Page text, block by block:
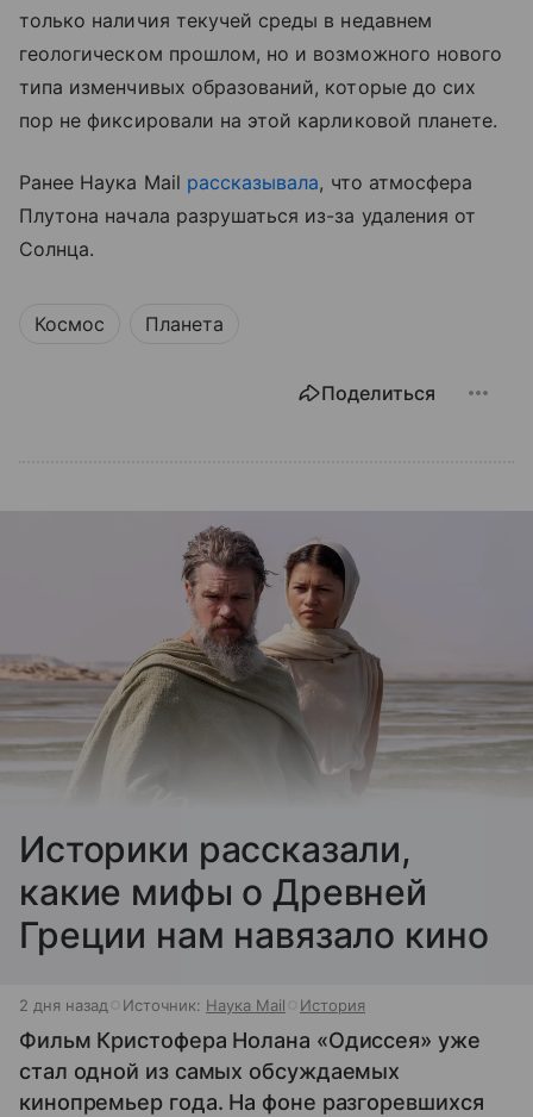
только наличия текучей среды в недавнем
геологическом прошлом, но и возможного нового
типа изменчивых образований, которые до сих
пор не фиксировали на этой карликовой планете.
Ранее Наука Mail рассказывала, что атмосфера
Плутона начала разрушаться из-за удаления от
Солнца.
Космос Планета
Поделиться
Историки рассказали,
какие мифы о Древней
Греции нам навязало кино
2 дня назад Источник: Наука Mail История
Фильм Кристофера Нолана «Одиссея» уже
стал одной из самых обсуждаемых
кинопремьер года. На фоне разгоревшихся